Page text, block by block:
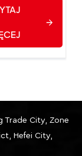
Trade City, Zone
Hefei City,